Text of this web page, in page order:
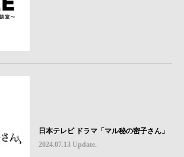
日本テレビ ドラマ「マル秘の密子さん」
2024.07.13 Update.